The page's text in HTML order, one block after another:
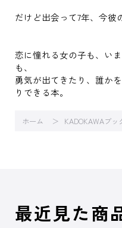
だけど出会って7年、今彼
恋に憧れる女の子も、い
も、
勇気が出てきたり、誰か
りできる本。
ホーム KADOKAWAブッ
最近見た商